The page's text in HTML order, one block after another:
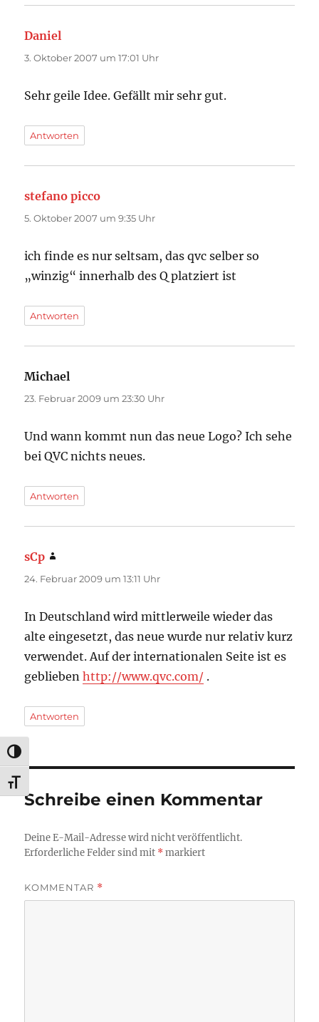
UMSCHALTEN AUF HOHE KONTRASTE
SCHRIFT VERGRÖSSERN
Daniel
3. Oktober 2007 um 17:01 Uhr
Sehr geile Idee. Gefällt mir sehr gut.
Antworten
stefano picco
5. Oktober 2007 um 9:35 Uhr
ich finde es nur seltsam, das qvc selber so
„winzig“ innerhalb des Q platziert ist
Antworten
Michael
23. Februar 2009 um 23:30 Uhr
Und wann kommt nun das neue Logo? Ich sehe
bei QVC nichts neues.
Antworten
sCp
24. Februar 2009 um 13:11 Uhr
In Deutschland wird mittlerweile wieder das
alte eingesetzt, das neue wurde nur relativ kurz
verwendet. Auf der internationalen Seite ist es
gebliebenhttp://www.qvc.com/ .
Antworten
Schreibe einen Kommentar
Deine E-Mail-Adresse wird nicht veröffentlicht.
Erforderliche Felder sind mit *markiert
KOMMENTAR *